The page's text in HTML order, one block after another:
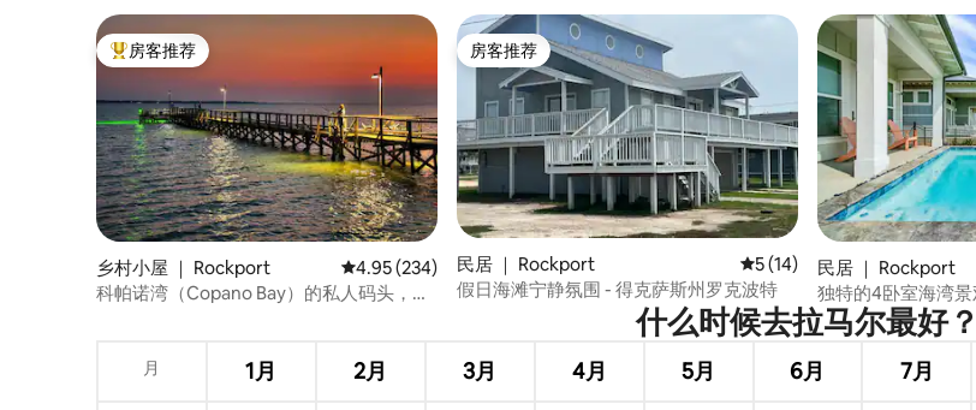
热门「房客推荐」
房客推荐
乡村小屋 ｜ Rockport 平均评分 4.95 分（满分 5 分），共 234 条评价
4.95 (234)
科帕诺湾（Copano Bay）的私人码头，
房客推荐
房客推荐
民居 ｜ Rockport 平均评分 5 分（满分 5 分），
5 (14)
假日海滩宁静氛围 - 得克萨斯州罗克波特
民居 ｜ Rockport
独特的4卧室海湾
机/烘干机
什么时候去拉马尔最好？
月 1月 2月 3月 4月 5月 6月 7月